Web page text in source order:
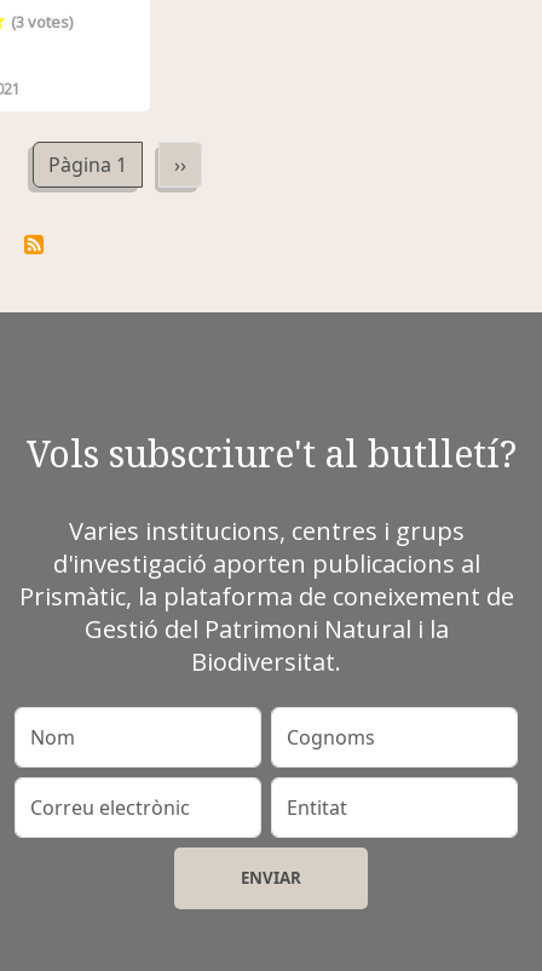
(3votes)
Pàgina 1 Pàgina següent
››
Vols subscriure't al butlletí?
Varies institucions, centres i grups
d'investigació aporten publicacions al
Prismàtic, la plataforma de coneixement de
Gestió del Patrimoni Natural i la
Biodiversitat.
Nom Cognoms
Correu electrònic Entitat